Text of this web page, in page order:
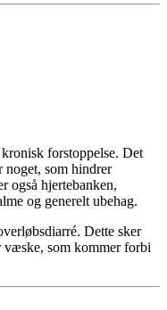
forstoppelse. Det
noget, som hindrer
også hjertebanken,
og generelt ubehag.
Dette sker
væske, som kommer forbi